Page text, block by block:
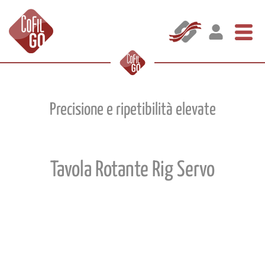
Precisione e ripetibilità elevate
Tavola Rotante Rig Servo